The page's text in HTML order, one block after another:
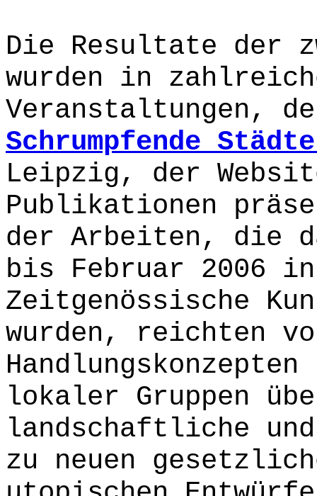
Die Resultate der
wurden in
Veranstaltungen,
Schrumpfende
Leipzig, der
Publikationen
der Arbeiten, die
bis Februar 2006
Zeitgenössische
wurden, reichten
lokaler Gruppen
landschaftliche
zu neuen